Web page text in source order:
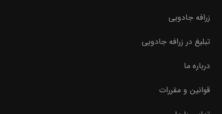
زرافه جادویی
تبلیغ در زرافه جادویی
درباره ما
قوانین و مقررات